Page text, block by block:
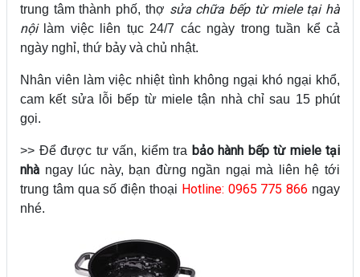
trung tâm thành phố, thợ sửa chữa bếp từ miele tại hà
nộilàm việc liên tục 24/7 các ngày trong tuần kể cả
ngày nghỉ, thứ bảy và chủ nhật.
Nhân viên làm việc nhiệt tình không ngại khó ngại khổ,
cam kết sửa lỗi bếp từ miele tận nhà chỉ sau 15 phút
gọi.
>> Để được tư vấn, kiểm tra bảo hành bếp từ miele tại
nhà ngay lúc này, bạn đừng ngần ngại mà liên hệ tới
trung tâm qua số điện thoại Hotline: 0965 775 866 ngay
nhé.